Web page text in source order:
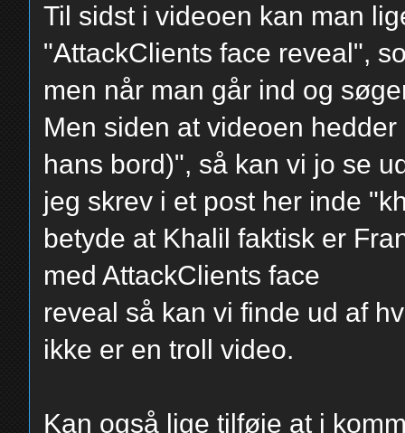
Til sidst i videoen kan man
"AttackClients face reveal",
men når man går ind og
Men siden at videoen
hans bord)", så kan vi jo se
jeg skrev i et post her inde
betyde at Khalil faktisk er
med AttackClients face
reveal så kan vi finde ud af
ikke er en troll video.
Kan også lige tilføje at i